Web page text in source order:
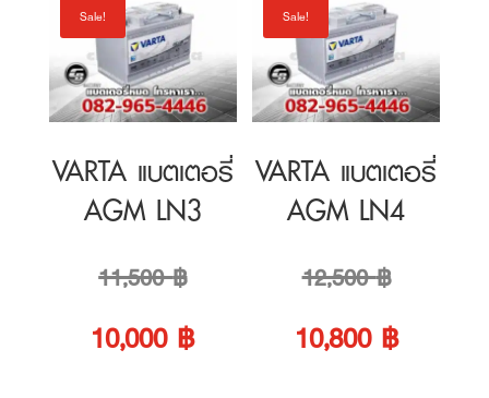
VARTA แบตเตอรี่
AGM LN3
11,500฿Original
price
11,500 ฿.
10,000฿Current
10,000 ฿.
VARTA แบตเตอรี่
AGM LN4
12,500฿Original
price
12,500 ฿.
10,800฿Current
10,800